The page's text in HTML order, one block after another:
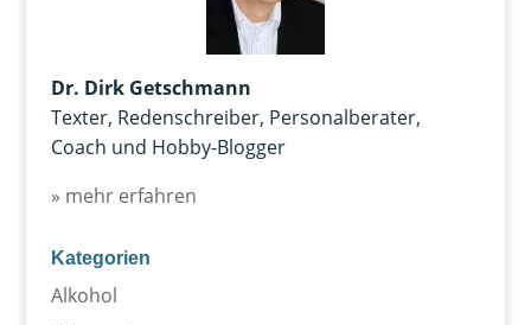
Dr. Dirk Getschmann
Texter, Redenschreiber, Personalberater,
Coach und Hobby-Blogger
» mehr erfahren
Kategorien
Alkohol